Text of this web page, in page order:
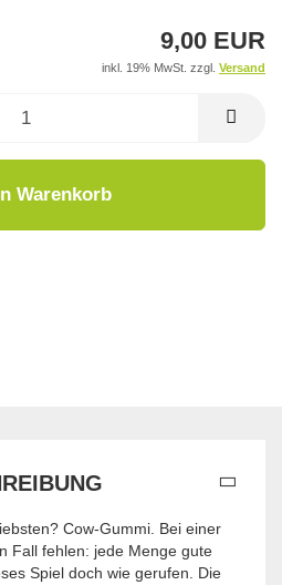
9,00 EUR
inkl. 19% MwSt. zzgl. Versand
Warenkorb
Cow-Gummi. Bei einer
Fall fehlen: jede Menge gute
Spiel doch wie gerufen. Die